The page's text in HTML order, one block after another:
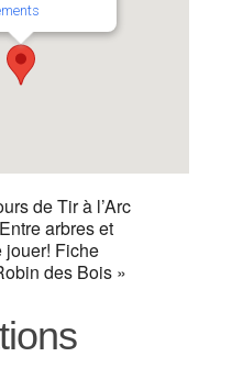
de Tir à l’Arc
arbres et
jouer! Fiche
des Bois »